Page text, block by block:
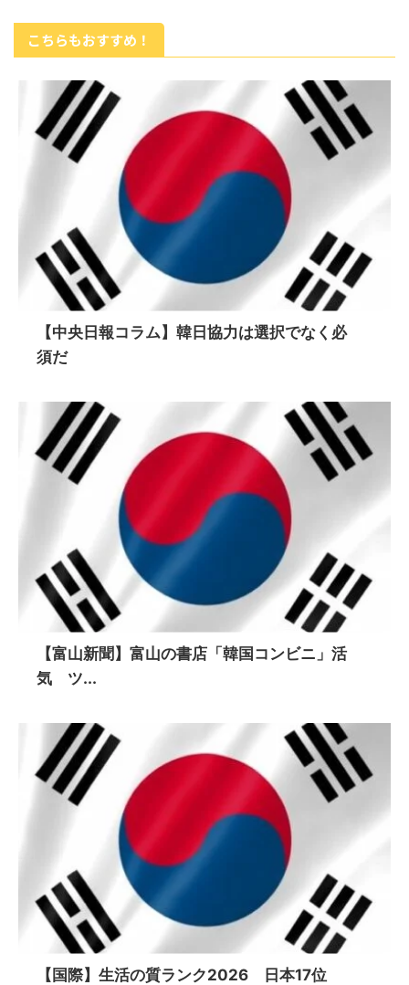
こちらもおすすめ！
【中央日報コラム】韓日協力は選択でなく必
須だ
【富山新聞】富山の書店「韓国コンビニ」活
気 ツ...
【国際】生活の質ランク2026 日本17位